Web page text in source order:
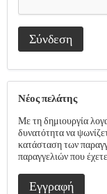
Σύνδεση
Νέος πελάτης
Με τη δημιουργία
δυνατότητα να
κατάσταση των
παραγγελιών που έχετε
Εγγραφή